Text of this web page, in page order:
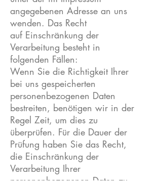
angegebenen Adresse an uns
wenden. Das Recht
auf Einschränkung der
Verarbeitung besteht in
folgenden Fällen:
Wenn Sie die Richtigkeit Ihrer
bei uns gespeicherten
personenbezogenen Daten
bestreiten, benötigen wir in der
Regel Zeit, um dies zu
überprüfen. Für die Dauer der
Prüfung haben Sie das Recht,
die Einschränkung der
Verarbeitung Ihrer
personenbezogenen Daten zu